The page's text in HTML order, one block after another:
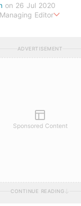
on 26 Jul 2020
Editor
ADVERTISEMENT
Sponsored Content
CONTINUE READING